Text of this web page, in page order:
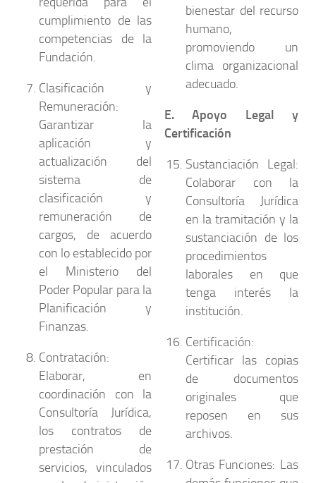
cumplimiento de las
competencias de la
Fundación.
Clasificación y
Remuneración:
Garantizar la
aplicación y
actualización del
sistema de
clasificación y
remuneración de
cargos, de acuerdo
con lo establecido por
el Ministerio del
Poder Popular para la
Planificación y
Finanzas.
Contratación:
Elaborar, en
coordinación con la
Consultoría Jurídica,
los contratos de
prestación de
servicios, vinculados
bienestar del recurso
humano,
promoviendo un
clima organizacional
adecuado.
E. Apoyo Legal y
Certificación
Sustanciación Legal:
Colaborar con la
Consultoría Jurídica
en la tramitación y la
sustanciación de los
procedimientos
laborales en que
tenga interés la
institución.
Certificación:
Certificar las copias
de documentos
originales que
reposen en sus
archivos.
Otras Funciones: Las